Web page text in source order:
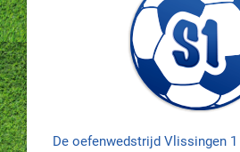
De oefenwedstrijd Vlissingen